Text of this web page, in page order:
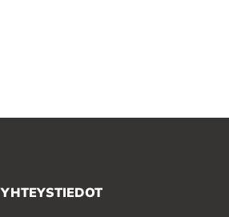
YHTEYSTIEDOT